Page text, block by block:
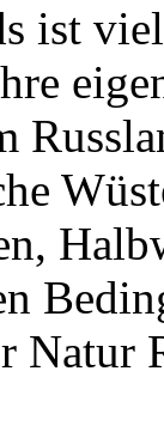
ist
Natur